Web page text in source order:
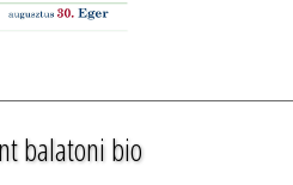
balatoni bio